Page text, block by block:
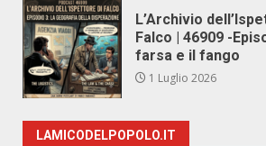
L’Archivio
Falco | 46909 -
farsa e il fango
1 Luglio 2026
LAMICODELPOPOLO.IT